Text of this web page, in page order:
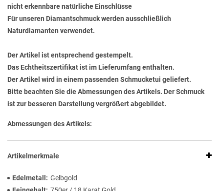
nicht erkennbare natürliche Einschlüsse
Für unseren Diamantschmuck werden ausschließlich
Naturdiamanten verwendet.
Der Artikel ist entsprechend gestempelt.
Das Echtheitszertifikat ist im Lieferumfang enthalten.
Der Artikel wird in einem passenden Schmucketui geliefert.
Bitte beachten Sie die Abmessungen des Artikels. Der Schmuck
ist zur besseren Darstellung vergrößert abgebildet.
Abmessungen des Artikels:
Artikelmerkmale
Edelmetall
Gelbgold